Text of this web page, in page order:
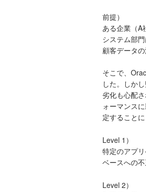
前提）
ある企業（A
システム部
顧客データ
そこで、
した。しか
劣化も心配
ォーマンス
定することに
Level 1）
特定のアプ
ベースへの不
Level 2）